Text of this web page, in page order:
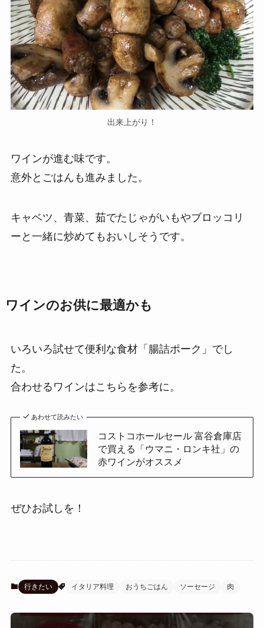
出来上がり！
ワインが進む味です。
意外とごはんも進みました。
キャベツ、青菜、茹でたじゃがいもやブロッコリ
ーと一緒に炒めてもおいしそうです。
ワインのお供に最適かも
いろいろ試せて便利な食材「腸詰ポーク」でし
た。
合わせるワインはこちらを参考に。
あわせて読みたい
コストコホールセール 富谷倉庫店
で買える「ウマニ・ロンキ社」の
赤ワインがオススメ
ぜひお試しを！
行きたい イタリア料理 おうちごはん ソーセージ 肉